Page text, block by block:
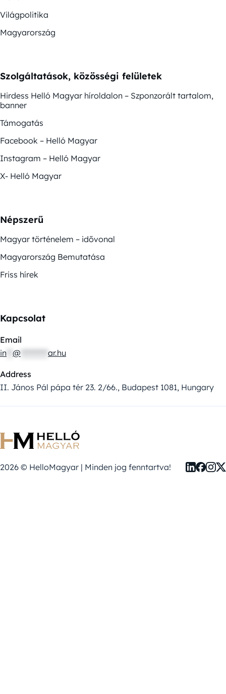
Világpolitika
Magyarország
Szolgáltatások, közösségi felületek
Hirdess Helló Magyar híroldalon – Szponzorált tartalom,
banner
Támogatás
Facebook – Helló Magyar
Instagram – Helló Magyar
X- Helló Magyar
Népszerű
Magyar történelem – idővonal
Magyarország Bemutatása
Friss hírek
Kapcsolat
Email
in @ ar.hu
Address
II. János Pál pápa tér 23. 2/66., Budapest 1081, Hungary
2026 © HelloMagyar | Minden jog fenntartva!